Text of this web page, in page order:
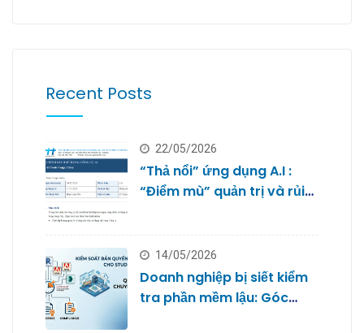
Recent Posts
22/05/2026
“Thả nổi” ứng dụng A.I :
“Điểm mù” quản trị và rủi
14/05/2026
Doanh nghiệp bị siết kiểm
tra phần mềm lậu: Góc